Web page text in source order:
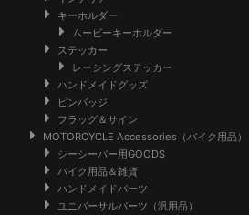
キーホルダー
ムービーキーホルダー
ステッカー
レーシングステッカー
ハンドメイドグッズ
ピンバッジ
フラッグ＆サイン
MOTORCYCLE Accessories（バイク用品）
シーシーバー用GOODS
バイク用品＆雑貨
ハンドメイドパーツ
ユニバーサルパーツ（汎用品）